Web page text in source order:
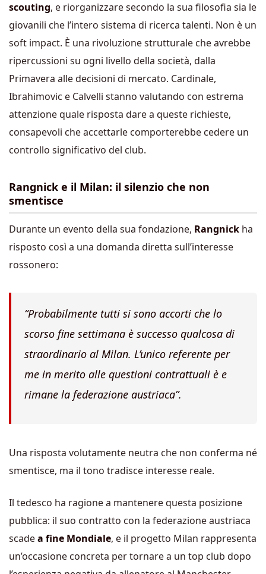
scouting, e riorganizzare secondo la sua filosofia sia le
giovanili che l’intero sistema di ricerca talenti. Non è un
soft impact. È una rivoluzione strutturale che avrebbe
ripercussioni su ogni livello della società, dalla
Primavera alle decisioni di mercato. Cardinale,
Ibrahimovic e Calvelli stanno valutando con estrema
attenzione quale risposta dare a queste richieste,
consapevoli che accettarle comporterebbe cedere un
controllo significativo del club.
Rangnick e il Milan: il silenzio che non
smentisce
Durante un evento della sua fondazione, Rangnick ha
risposto così a una domanda diretta sull’interesse
rossonero:
“Probabilmente tutti si sono accorti che lo
scorso fine settimana è successo qualcosa di
straordinario al Milan. L’unico referente per
me in merito alle questioni contrattuali è e
rimane la federazione austriaca”.
Una risposta volutamente neutra che non conferma né
smentisce, ma il tono tradisce interesse reale.
Il tedesco ha ragione a mantenere questa posizione
pubblica: il suo contratto con la federazione austriaca
scadea fine Mondiale, e il progetto Milan rappresenta
un’occasione concreta per tornare a un top club dopo